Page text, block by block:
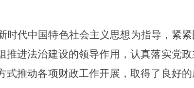
时代中国特色社会主义思想为指导，紧
进法治建设的领导作用，认真落实党
推动各项财政工作开展，取得了良好